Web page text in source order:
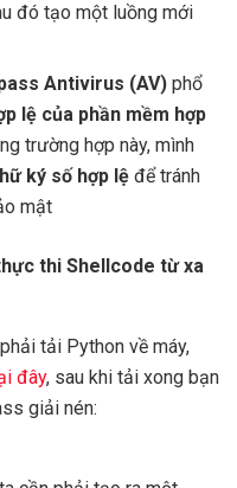
đó tạo một luồng mới
Antivirus (AV)phổ
lệ của phần mềm hợp
trường hợp này, mình
ký số hợp lệ để tránh
mật
thi Shellcode từ xa
tải Python về máy,
đây, sau khi tải xong bạn
giải nén: